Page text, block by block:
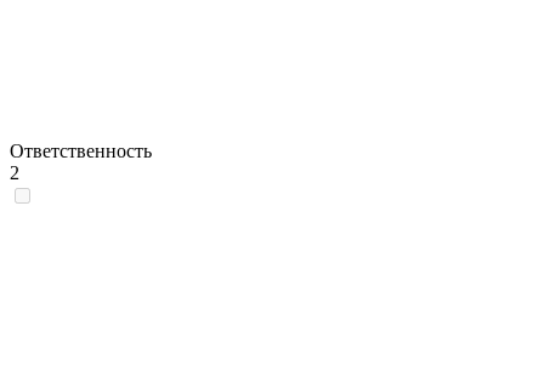
Ответственность
2